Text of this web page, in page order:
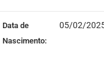
Data de
Nascimento:
05/02/